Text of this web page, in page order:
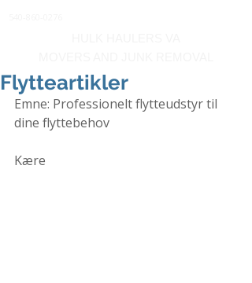
Flytteartikler
Emne: Professionelt flytteudstyr til
dine flyttebehov
Kære